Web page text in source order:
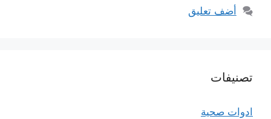
أضف تعليق
تصنيفات
ادوات صحية